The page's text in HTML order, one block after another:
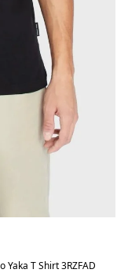
Yaka T Shirt 3RZFAD